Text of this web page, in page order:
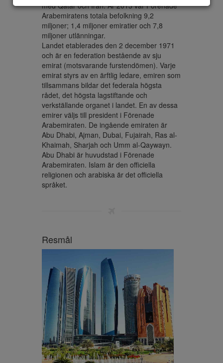
med Qatar och Iran. År 2013 var Förenade
Arabemiratens totala befolkning 9,2
miljoner; 1,4 miljoner emiratier och 7,8
miljoner utlänningar.
Landet etablerades den 2 december 1971
och är en federation bestående av sju
emirat (motsvarande furstendömen). Varje
emirat styrs av en ärftlig ledare, emiren som
tillsammans bildar det federala högsta
rådet, det högsta lagstiftande och
verkställande organet i landet. En av dessa
emirer väljs till president i Förenade
Arabemiraten. De ingående emiraten är
Abu Dhabi, Ajman, Dubai, Fujairah, Ras al-
Khaimah, Sharjah och Umm al-Qaywayn.
Abu Dhabi är huvudstad i Förenade
Arabemiraten. Islam är den officiella
religionen och arabiska är det officiella
språket.
Resmål